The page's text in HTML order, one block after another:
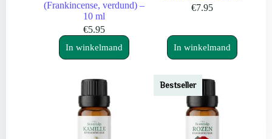
(Frankincense, verdund) –
10 ml
€5.95
In winkelmand
€7.95
In winkelmand
Bestseller